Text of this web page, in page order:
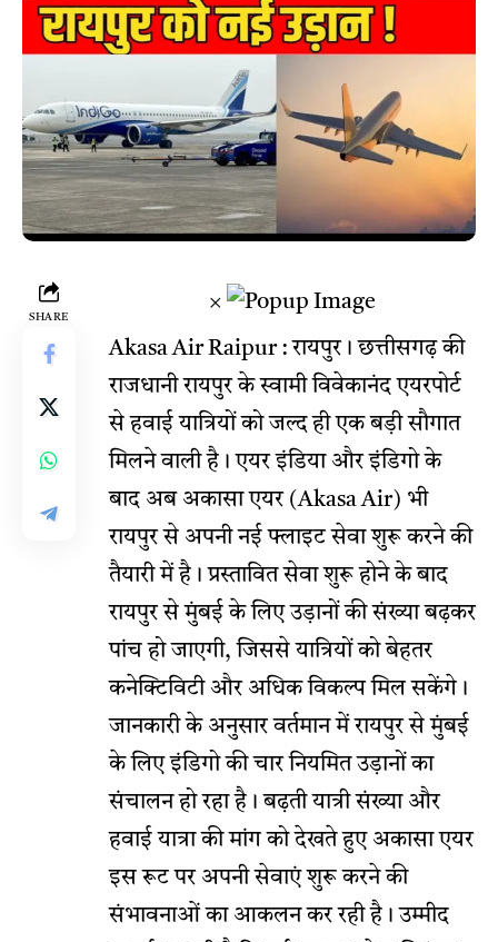
SHARE
×
Akasa Air Raipur : रायपुर। छत्तीसगढ़ की
राजधानी रायपुर के स्वामी विवेकानंद एयरपोर्ट
से हवाई यात्रियों को जल्द ही एक बड़ी सौगात
मिलने वाली है। एयर इंडिया और इंडिगो के
बाद अब अकासा एयर (Akasa Air) भी
रायपुर से अपनी नई फ्लाइट सेवा शुरू करने की
तैयारी में है। प्रस्तावित सेवा शुरू होने के बाद
रायपुर से मुंबई के लिए उड़ानों की संख्या बढ़कर
पांच हो जाएगी, जिससे यात्रियों को बेहतर
कनेक्टिविटी और अधिक विकल्प मिल सकेंगे।
जानकारी के अनुसार वर्तमान में रायपुर से मुंबई
के लिए इंडिगो की चार नियमित उड़ानों का
संचालन हो रहा है। बढ़ती यात्री संख्या और
हवाई यात्रा की मांग को देखते हुए अकासा एयर
इस रूट पर अपनी सेवाएं शुरू करने की
संभावनाओं का आकलन कर रही है। उम्मीद